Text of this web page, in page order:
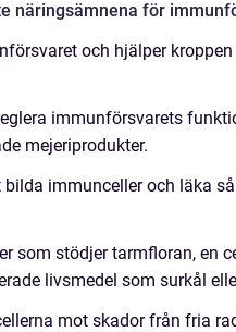
näringsämnena för
och hjälper
immunförsvarets
mejeriprodukter.
immunceller och läka
som stödjer tarmfloran, en
livsmedel som surkål
mot skador från fria